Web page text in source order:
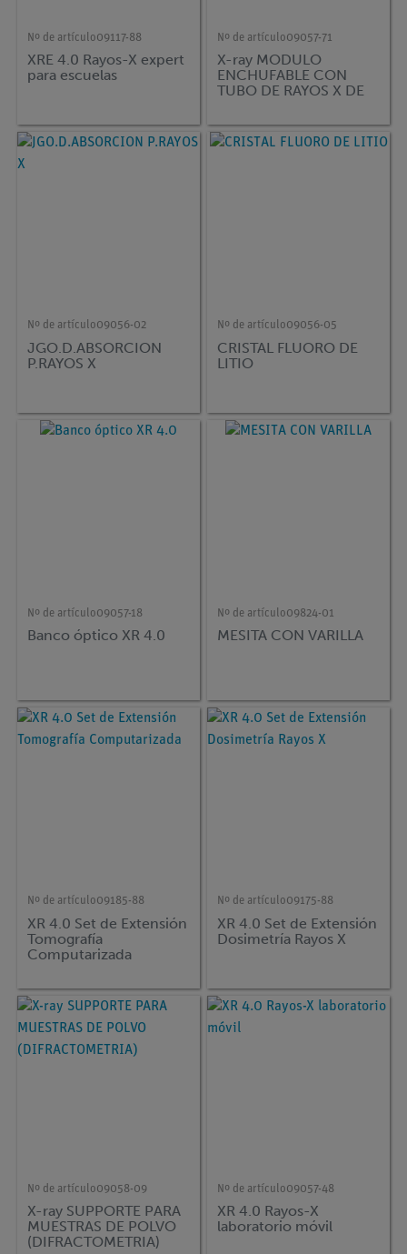
Nº de artículo09117-88
XRE 4.0 Rayos-X expert
para escuelas
Nº de artículo09057-71
X-ray MODULO
ENCHUFABLE CON
TUBO DE RAYOS X DE
Nº de artículo09056-02
JGO.D.ABSORCION
P.RAYOS X
Nº de artículo09056-05
CRISTAL FLUORO DE
LITIO
Nº de artículo09057-18
Banco óptico XR 4.0
Nº de artículo09824-01
MESITA CON VARILLA
Nº de artículo09185-88
XR 4.0 Set de Extensión
Tomografía
Computarizada
Nº de artículo09175-88
XR 4.0 Set de Extensión
Dosimetría Rayos X
Nº de artículo09058-09
X-ray SUPPORTE PARA
MUESTRAS DE POLVO
(DIFRACTOMETRIA)
Nº de artículo09057-48
XR 4.0 Rayos-X
laboratorio móvil